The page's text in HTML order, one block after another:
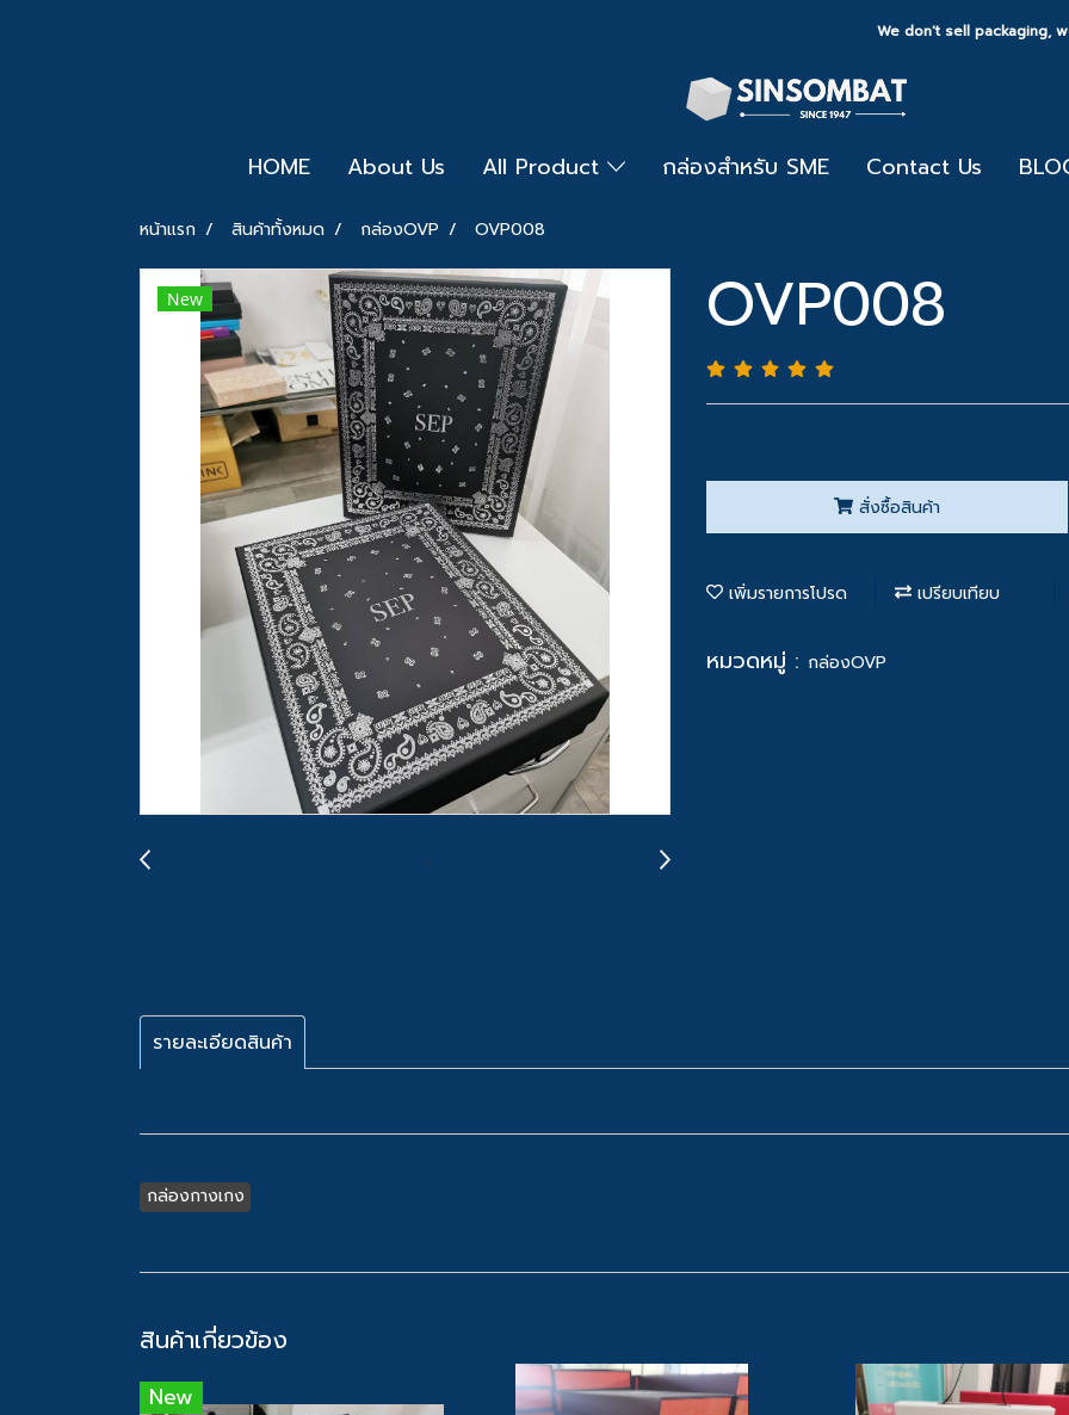
We don't sell packaging,
HOME About Us All Product กล่องสำหรับ SME Contact Us
หน้าแรก สินค้าทั้งหมด กล่องOVP OVP008
New OVP008
สั่งซื้อสินค้า
เพิ่มรายการโปรด เปรียบเทียบ
หมวดหมู่ : กล่องOVP
รายละเอียดสินค้า
กล่องกางเกง
สินค้าเกี่ยวข้อง
New